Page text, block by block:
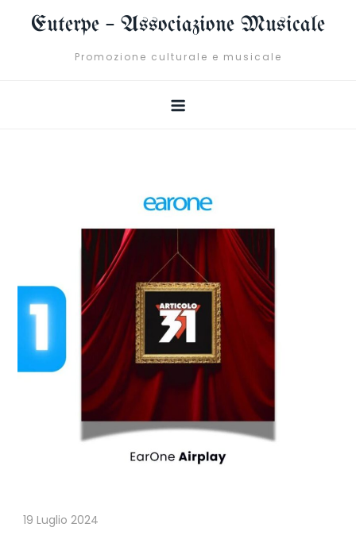
Euterpe – Associazione Musicale
Promozione culturale e musicale